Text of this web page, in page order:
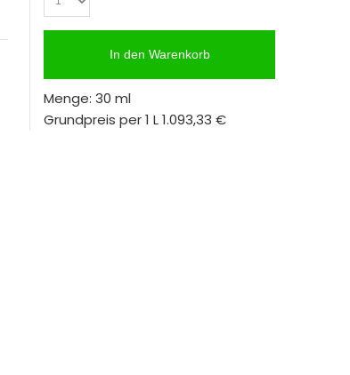
In den Warenkorb
Menge: 30 ml
Grundpreis per 1 L1.093,33 €